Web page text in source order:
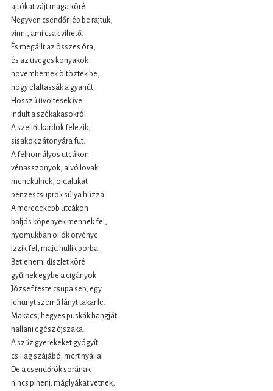
ajtókat vájt maga köré.
Negyven csendőr lép be rajtuk,
vinni, ami csak vihető.
És megállt az összes óra,
és az üveges konyakok
novembernek öltöztek be,
hogy elaltassák a gyanút.
Hosszú üvöltések íve
indult a székakasokról.
A szellőt kardok felezik,
sisakok zátonyára fut.
A félhomályos utcákon
vénasszonyok, alvó lovak
menekülnek, oldalukat
pénzescsuprok súlya húzza.
A meredekebb utcákon
baljós köpenyek mennek fel,
nyomukban ollók örvénye
izzik fel, majd hullik porba.
Betlehemi díszlet köré
gyűlnek egybe a cigányok.
József teste csupa seb, egy
lehunyt szemű lányt takar le.
Makacs, hegyes puskák hangját
hallani egész éjszaka.
A szűz gyerekeket gyógyít
csillag szájából mert nyállal.
De a csendőrök sorának
nincs pihenj, máglyákat vetnek,